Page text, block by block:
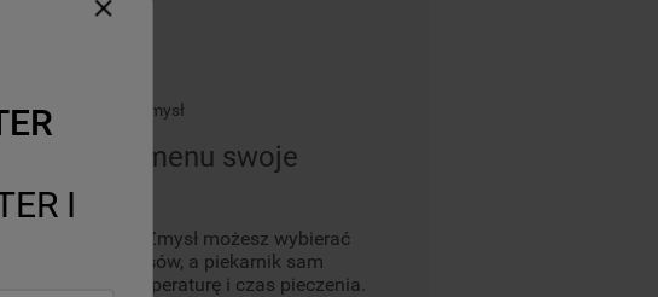
z menu 6. Zmysł
wybrać z menu swoje
menu 6. Zmysł możesz wybierać
przepisów, a piekarnik sam
funkcję, temperaturę i czas pieczenia.
I